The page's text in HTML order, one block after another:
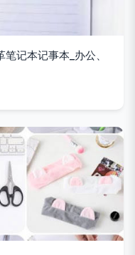
记本记事本_办公、